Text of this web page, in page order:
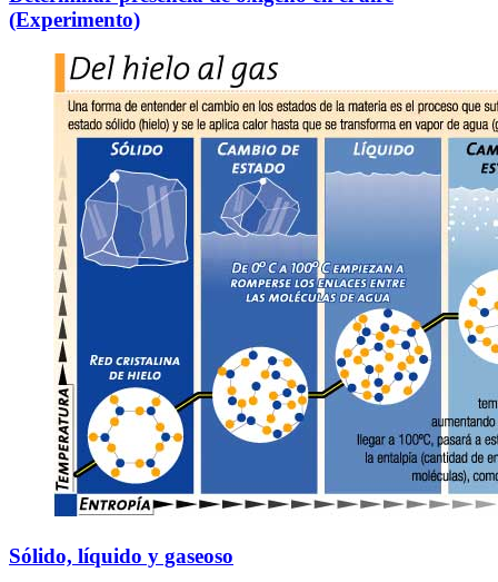
(Experimento)
Sólido, líquido y gaseoso